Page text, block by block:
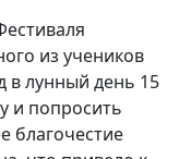
из учеников
в лунный день 15
и попросить
благочестие